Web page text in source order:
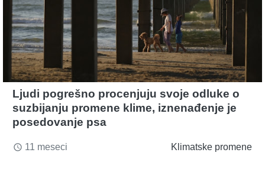
Ljudi pogrešno procenjuju svoje odluke o
suzbijanju promene klime, iznenađenje je
posedovanje psa
access_time 11 meseci Klimatske promene